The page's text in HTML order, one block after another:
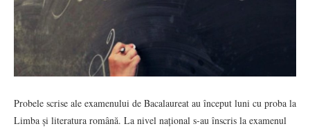
Probele scrise ale examenului de Bacalaureat au început luni cu proba la
Limba și literatura română. La nivel național s-au înscris la examenul